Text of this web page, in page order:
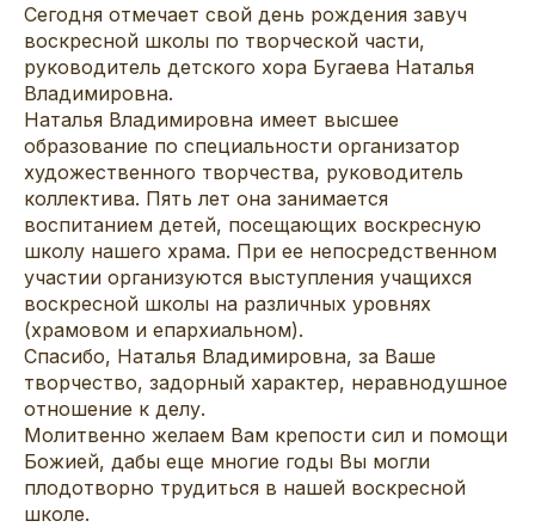
Сегодня отмечает свой день рождения завуч
воскресной школы по творческой части,
руководитель детского хора Бугаева Наталья
Владимировна.
Наталья Владимировна имеет высшее
образование по специальности организатор
художественного творчества, руководитель
коллектива. Пять лет она занимается
воспитанием детей, посещающих воскресную
школу нашего храма. При ее непосредственном
участии организуются выступления учащихся
воскресной школы на различных уровнях
(храмовом и епархиальном).
Спасибо, Наталья Владимировна, за Ваше
творчество, задорный характер, неравнодушное
отношение к делу.
Молитвенно желаем Вам крепости сил и помощи
Божией, дабы еще многие годы Вы могли
плодотворно трудиться в нашей воскресной
школе.